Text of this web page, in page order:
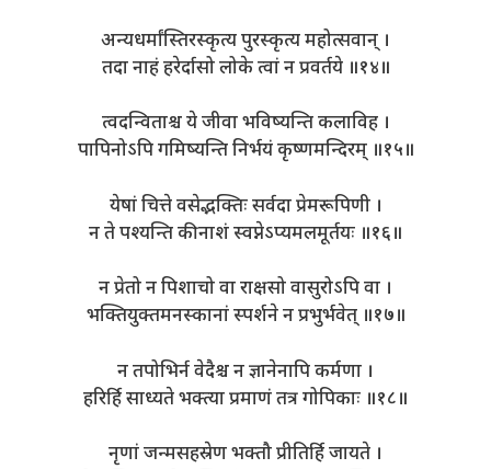
अन्यधर्मांस्तिरस्कृत्य पुरस्कृत्य महोत्सवान् ।
तदा नाहं हरेर्दासो लोके त्वां न प्रवर्तये ॥१४॥
त्वदन्विताश्च ये जीवा भविष्यन्ति कलाविह ।
पापिनोऽपि गमिष्यन्ति निर्भयं कृष्णमन्दिरम् ॥१५॥
येषां चित्ते वसेद्भक्तिः सर्वदा प्रेमरूपिणी ।
न ते पश्यन्ति कीनाशं स्वप्नेऽप्यमलमूर्तयः ॥१६॥
न प्रेतो न पिशाचो वा राक्षसो वासुरोऽपि वा ।
भक्तियुक्तमनस्कानां स्पर्शने न प्रभुर्भवेत् ॥१७॥
न तपोभिर्न वेदैश्च न ज्ञानेनापि कर्मणा ।
हरिर्हि साध्यते भक्त्या प्रमाणं तत्र गोपिकाः ॥१८॥
नृणां जन्मसहस्रेण भक्तौ प्रीतिर्हि जायते ।